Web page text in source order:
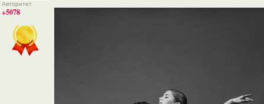
Авторитет
+5078